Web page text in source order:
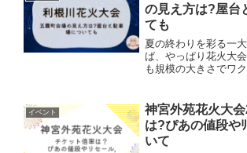
の見え方は?屋台
ても
夏の終わりを彩る一
ば、やっぱり花火大
も規模の大きさでワ
ることで有名です。
霞町会場に注目して
イベント
神宮外苑花火大
は?ぴあの値段や
いて